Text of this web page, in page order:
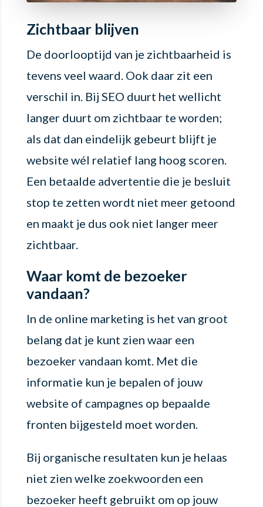
Zichtbaar blijven
De doorlooptijd van je zichtbaarheid is
tevens veel waard. Ook daar zit een
verschil in. Bij SEO duurt het wellicht
langer duurt om zichtbaar te worden;
als dat dan eindelijk gebeurt blijft je
website wél relatief lang hoog scoren.
Een betaalde advertentie die je besluit
stop te zetten wordt niet meer getoond
en maakt je dus ook niet langer meer
zichtbaar.
Waar komt de bezoeker
vandaan?
In de online marketing is het van groot
belang dat je kunt zien waar een
bezoeker vandaan komt. Met die
informatie kun je bepalen of jouw
website of campagnes op bepaalde
fronten bijgesteld moet worden.
Bij organische resultaten kun je helaas
niet zien welke zoekwoorden een
bezoeker heeft gebruikt om op jouw